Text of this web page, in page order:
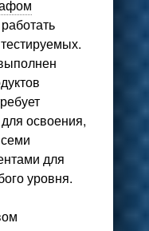
освоения,
для
уровня.